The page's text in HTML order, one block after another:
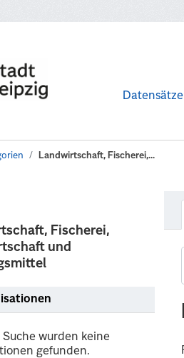
Datensätze
Landwirtschaft, Fischerei,...
Fischerei,
und
Suche wurden keine
gefunden.